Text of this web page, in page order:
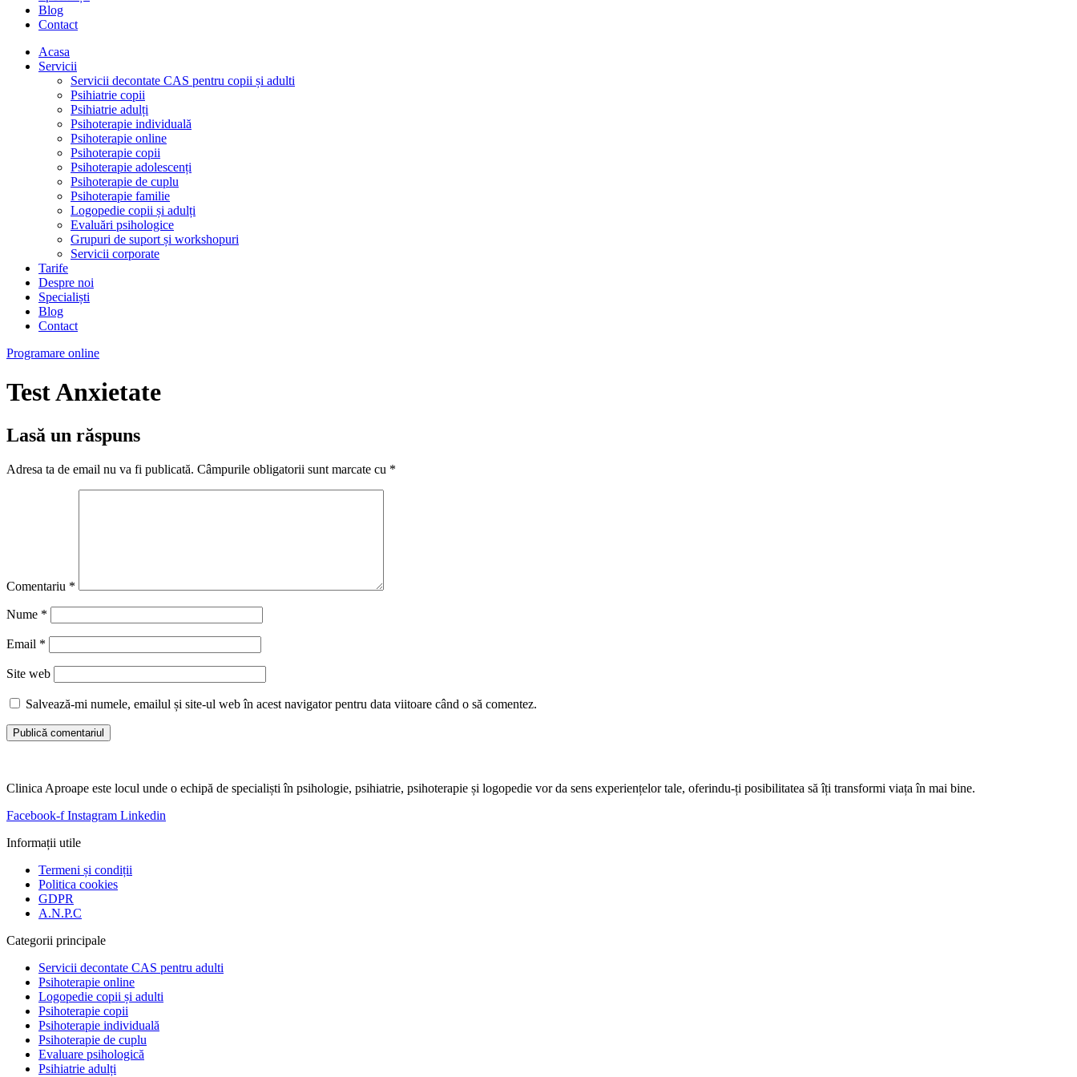
Blog
Contact
Acasa
Servicii
Servicii decontate CAS pentru copii și adulti
Psihiatrie copii
Psihiatrie adulți
Psihoterapie individuală
Psihoterapie online
Psihoterapie copii
Psihoterapie adolescenți
Psihoterapie de cuplu
Psihoterapie familie
Logopedie copii și adulți
Evaluări psihologice
Grupuri de suport și workshopuri
Servicii corporate
Tarife
Despre noi
Specialiști
Blog
Contact
Programare online
Test Anxietate
Lasă un răspuns
Adresa ta de email nu va fi publicată. Câmpurile obligatorii sunt marcate cu *
Comentariu *
Nume *
Email *
Site web
Salvează-mi numele, emailul și site-ul web în acest navigator pentru data viitoare când o să comentez.
Clinica Aproape este locul unde o echipă de specialiști în psihologie, psihiatrie, psihoterapie și logopedie vor da sens experiențelor tale, oferindu-ți posibilitatea să îți transformi viața în mai bine.
Facebook-f Instagram Linkedin
Informații utile
Termeni și condiții
Politica cookies
GDPR
A.N.P.C
Categorii principale
Servicii decontate CAS pentru adulti
Psihoterapie online
Logopedie copii și adulti
Psihoterapie copii
Psihoterapie individuală
Psihoterapie de cuplu
Evaluare psihologică
Psihiatrie adulți